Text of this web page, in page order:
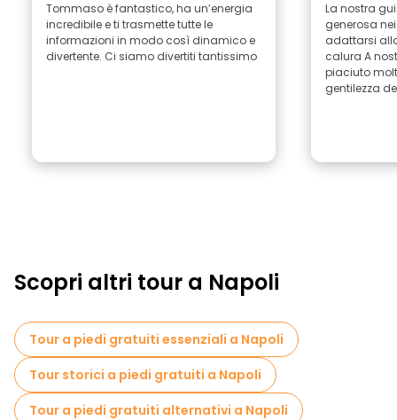
Tommaso è fantastico, ha un’energia
incredibile e ti trasmette tutte le
informazioni in modo così dinamico e
divertente. Ci siamo divertiti tantissimo
La nostra
generosa
adattarsi
calura A
piaciuto
gentilezza
Scopri altri tour a Napoli
Tour a piedi gratuiti essenziali a Napoli
Tour storici a piedi gratuiti a Napoli
Tour a piedi gratuiti alternativi a Napoli